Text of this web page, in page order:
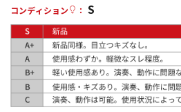
中古
コンディション
： S